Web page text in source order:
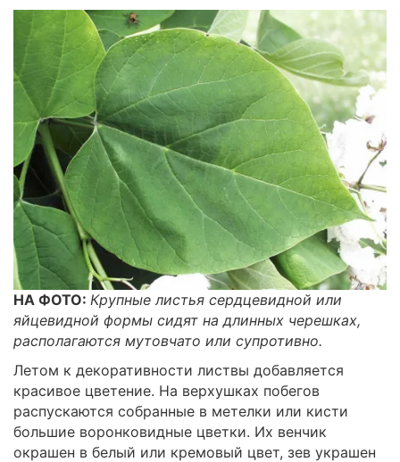
НА ФОТО: Крупные листья сердцевидной или
яйцевидной формы сидят на длинных черешках,
располагаются мутовчато или супротивно.
Летом к декоративности листвы добавляется
красивое цветение. На верхушках побегов
распускаются собранные в метелки или кисти
большие воронковидные цветки. Их венчик
окрашен в белый или кремовый цвет, зев украшен